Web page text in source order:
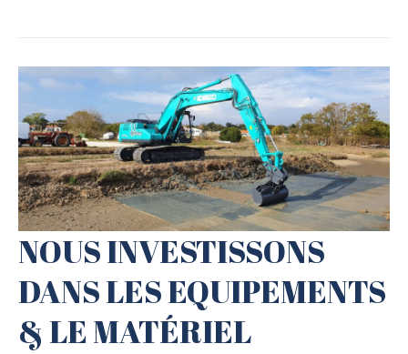
NOUS INVESTISSONS
DANS LES EQUIPEMENTS
& LE MATÉRIEL